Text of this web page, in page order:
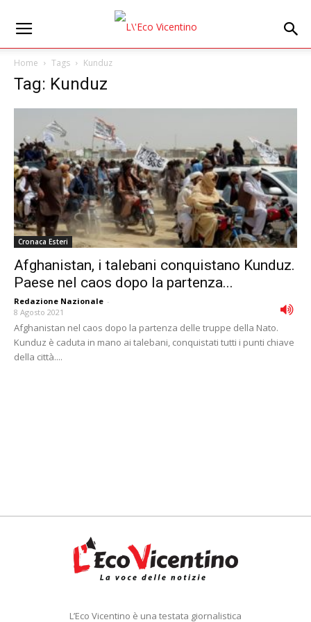
Home Tags Kunduz
Tag: Kunduz
Cronaca Esteri
Afghanistan, i talebani conquistano Kunduz.
Paese nel caos dopo la partenza...
Redazione Nazionale -
8 Agosto 2021
Afghanistan nel caos dopo la partenza delle truppe della Nato.
Kunduz è caduta in mano ai talebani, conquistati tutti i punti chiave
della città....
L’Eco Vicentino è una testata giornalistica